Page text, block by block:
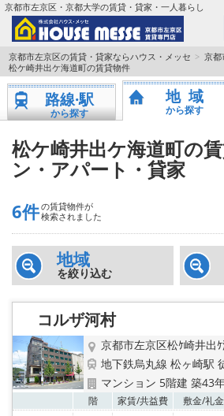
京都市左京区・京都大学の賃貸・貸家・一人暮らし
TOPページ
地図から検索
京都大学＆京都芸術大学生さんに
書類DL & 入居者さまへ
家族で住むならマンション？賃家？
一人暮らしの物件特集
ペット相談OKの賃貸！
特選物件
ハウスメーカー施工特集！
京都市左京区の賃貸・貸家ならハウス・メッセ
京都
松ケ崎井出ケ海道町の賃貸物件
路線·駅
から探す
地域
から探す
松ケ崎井出ケ海道町の
ン・アパート・貸家
6件の賃貸物件が
検索されました
地域
を絞り込む
コルザ河村
京都市左京区松ｹ崎井出
地下鉄烏丸線 松ヶ崎駅
マンション 5階建 築43
階 家賃/共益費 敷金/礼金